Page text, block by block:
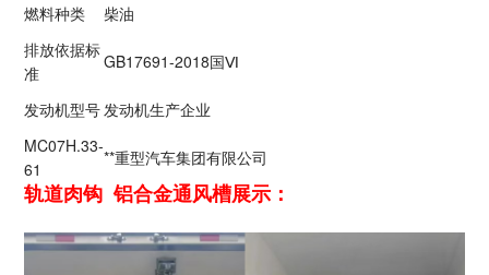
燃料种类
柴油
排放依据标
准
GB17691-2018国Ⅵ
发动机型号 发动机生产企业
MC07H.33-
61
**重型汽车集团有限公司
轨道肉钩 铝合金通风槽展示：